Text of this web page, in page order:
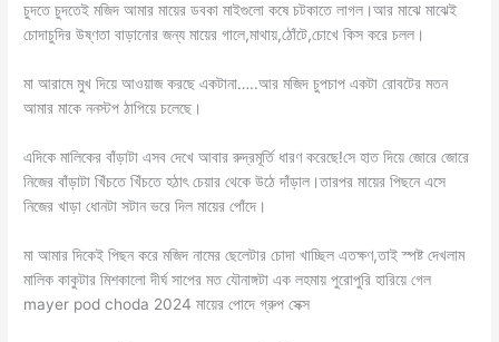
চুদতে চুদতেই মজিদ আমার মায়ের ডবকা মাইগুলো কষে চটকাতে লাগল।আর মাঝে মাঝেই
চোদাচুদির উষ্ণতা বাড়ানোর জন্য মায়ের গালে,মাথায়,ঠোঁটে,চোখে কিস করে চলল।
মা আরামে মুখ দিয়ে আওয়াজ করছে একটানা…..আর মজিদ চুপচাপ একটা রোবটের মতন
আমার মাকে ননস্টপ ঠাপিয়ে চলেছে।
এদিকে মালিকের বাঁড়াটা এসব দেখে আবার রুদ্রমূর্তি ধারণ করেছে!সে হাত দিয়ে জোরে জোরে
নিজের বাঁড়াটা খিঁচতে খিঁচতে হঠাৎ চেয়ার থেকে উঠে দাঁড়াল।তারপর মায়ের পিছনে এসে
নিজের খাড়া ধোনটা সটান ভরে দিল মায়ের পোঁদে।
মা আমার দিকেই পিছন করে মজিদ নামের ছেলেটার চোদা খাচ্ছিল এতক্ষণ,তাই স্পষ্ট দেখলাম
মালিক কাকুটার মিশকালো দীর্ঘ সাপের মত যৌনাঙ্গটা এক লহমায় পুরোপুরি হারিয়ে গেল
mayer pod choda 2024 মায়ের পোদে গ্রুপ সেক্স